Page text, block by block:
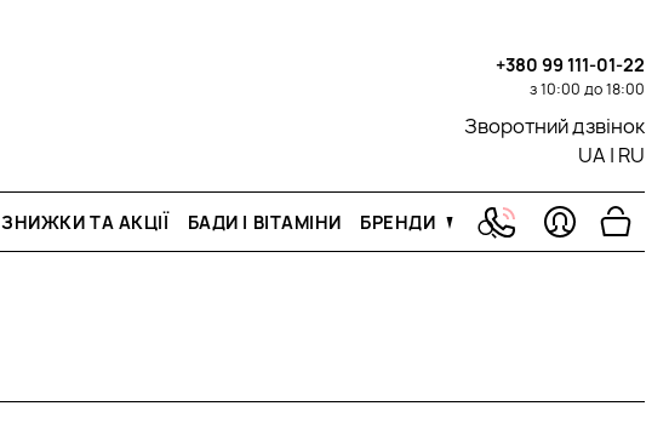
+380 99 111-01-22
з 10:00 до 18:00
Зворотний дзвінок
UA | RU
ЗНИЖКИ ТА АКЦІЇ БАДИ І ВІТАМІНИ БРЕНДИ